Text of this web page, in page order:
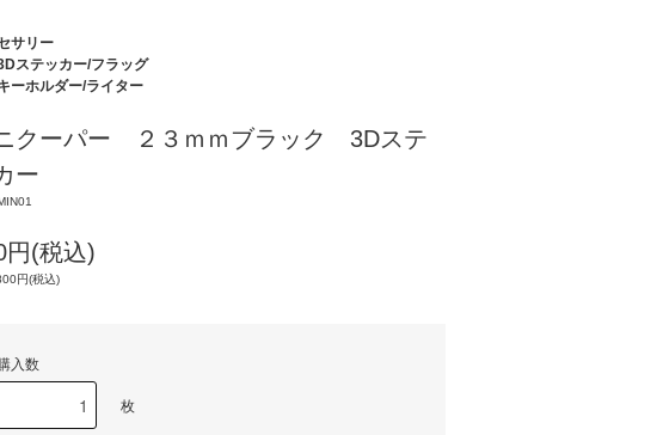
サリー
ステッカー/フラッグ
ホルダー/ライター
クーパー ２３ｍｍブラック 3Dステ
ー
円(税込)
円(税込)
入数
枚